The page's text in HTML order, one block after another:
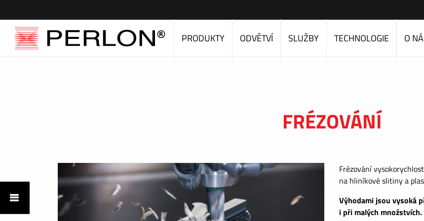
PRODUKTY ODVĚTVÍ SLUŽBY TECHNOLOGIE O
FRÉZOVÁNÍ
Frézování
na hliníkové slitiny a
Výhodami jsou vysoká
i při malých množstvích.